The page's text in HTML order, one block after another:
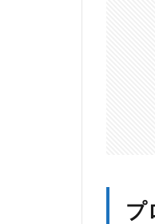
柄
プ